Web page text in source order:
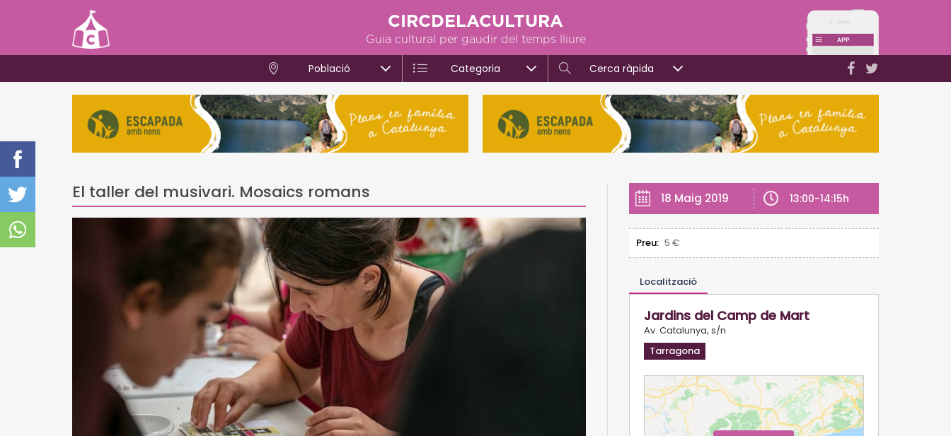
CIRCDELACULTURA
Guia cultural per gaudir del temps lliure
Població Categoria Cerca ràpida
El taller del musivari. Mosaics romans 18 Maig 2019 13:00-14:15h
Preu: 5 €
Localització
Jardins del Camp de Mart
Av. Catalunya, s/n
Tarragona